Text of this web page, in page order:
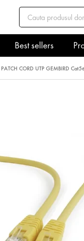
Best sellers
PATCH CORD UTP GEMBIRD